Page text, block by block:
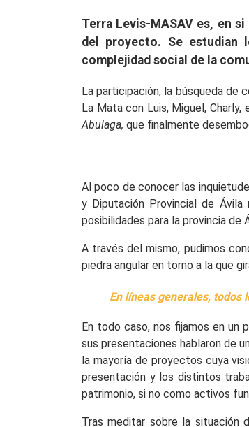
Terra Levis-MASAV es, en
del proyecto. Se estudian
complejidad social de la
La participación, la búsqueda de
La Mata con Luis, Miguel,
Abulaga, que finalmente
Al poco de conocer las
y Diputación Provincial de
posibilidades para la provincia de
A través del mismo, pudimos
piedra angular en torno a la que
En líneas generales, todos
En todo caso, nos fijamos en un
sus presentaciones hablaron de
la mayoría de proyectos cuya
presentación y los distintos
patrimonio, si no como activos
Tras meditar sobre la situación